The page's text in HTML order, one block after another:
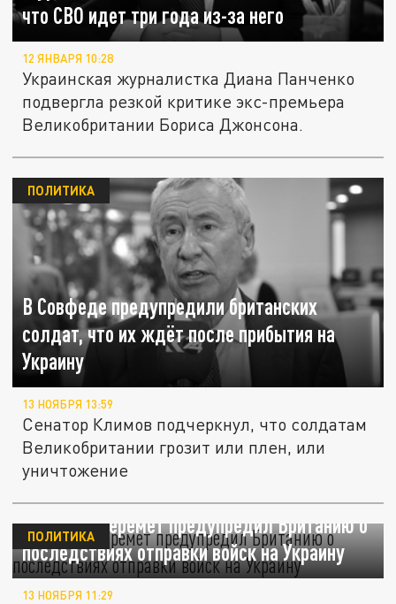
что СВО идет три года из-за него
12 ЯНВАРЯ 10:28
Украинская журналистка Диана Панченко
подвергла резкой критике экс-премьера
Великобритании Бориса Джонсона.
В Совфеде предупредили британских
солдат, что их ждёт после прибытия на
Украину
ПОЛИТИКА
13 НОЯБРЯ 13:59
Сенатор Климов подчеркнул, что солдатам
Великобритании грозит или плен, или
уничтожение
Депутат Шеремет предупредил Британию о
последствиях отправки войск на Украину
ПОЛИТИКА
13 НОЯБРЯ 11:29